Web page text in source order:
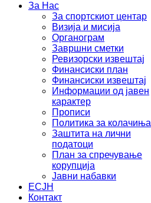
За Нас
За спортскиот центар
Визија и мисија
Органограм
Завршни сметки
Ревизорски извештај
Финансиски план
Финансиски извештај
Информации од јавен
карактер
Прописи
Политика за колачиња
Заштита на лични
податоци
План за спречување
корупција
Јавни набавки
ЕСЈН
Контакт